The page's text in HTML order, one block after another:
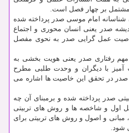
بر چهار فصل است.
شناسانه امام موسی صدر پرداخته شده
صدر یعنی انسان محوری و اجتماع
عمل گرایی صدر به نحوی مفصل
رفتاری صدر یعنی هویت بخشی به
آمیز با دیگران و وحدت طلبی مطرح
در تحقق این خاصیت ها اشاره می
صدر پرداخته شده و برمبنای آن چه
اول و شاخصه ها و روش های تربیتی
و اصول و روش های تربیتی برای
شود.